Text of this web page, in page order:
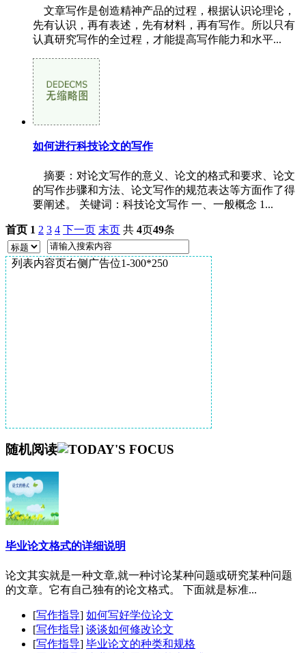
文章写作是创造精神产品的过程，根据认识论理论，
先有认识，再有表述，先有材料，再有写作。所以只有
认真研究写作的全过程，才能提高写作能力和水平...
如何进行科技论文的写作
摘要：对论文写作的意义、论文的格式和要求、论文
的写作步骤和方法、论文写作的规范表达等方面作了得
要阐述。 关键词：科技论文写作 一、一般概念 1...
首页 1 2 3 4 下一页 末页 共 4页49条
列表内容页右侧广告位1-300*250
随机阅读
毕业论文格式的详细说明
论文其实就是一种文章,就一种讨论某种问题或研究某种问题
的文章。它有自己独有的论文格式。 下面就是标准...
[写作指导] 如何写好学位论文
[写作指导] 谈谈如何修改论文
[写作指导] 毕业论文的种类和规格